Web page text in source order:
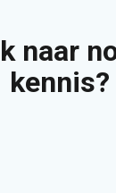
naar
kennis?